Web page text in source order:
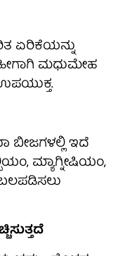
ಏರಿಕೆಯನ್ನು
ಮಧುಮೇಹ
ಬೀಜಗಳಲ್ಲಿ ಇದೆ
ಮ್ಯಾಗ್ನೀಷಿಯಂ,
ಬಲಪಡಿಸಲು